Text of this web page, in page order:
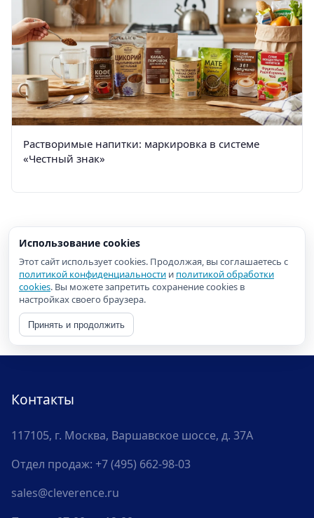
Растворимые напитки: маркировка в системе
«Честный знак»
Использование cookies
Этот сайт использует cookies. Продолжая, вы соглашаетесь с
политикой конфиденциальности и политикой обработки
cookies. Вы можете запретить сохранение cookies в
настройках своего браузера.
Принять и продолжить
Контакты
117105, г. Москва, Варшавское шоссе, д. 37А
Отдел продаж: +7 (495) 662-98-03
sales@cleverence.ru